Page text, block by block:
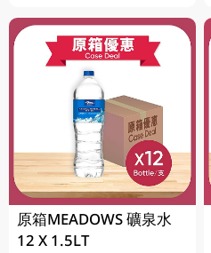
原箱MEADOWS 礦泉水
12 X 1.5LT